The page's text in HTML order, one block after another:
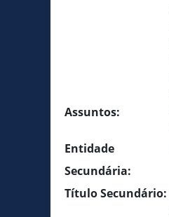
Assuntos:
Entidade
Secundária:
Título Secundário: